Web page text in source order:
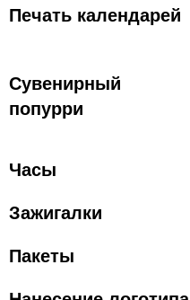
Печать календарей
Сувенирный
попурри
Часы
Зажигалки
Пакеты